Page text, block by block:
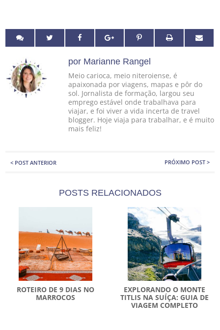
por Marianne Rangel
Meio carioca, meio niteroiense, é
apaixonada por viagens, mapas e pôr do
sol. Jornalista de formação, largou seu
emprego estável onde trabalhava para
viajar, e foi viver a vida incerta de travel
blogger. Hoje viaja para trabalhar, e é muito
mais feliz!
< POST ANTERIOR PRÓXIMO POST >
POSTS RELACIONADOS
ROTEIRO DE 9 DIAS NO
MARROCOS
EXPLORANDO O MONTE
TITLIS NA SUÍÇA: GUIA DE
VIAGEM COMPLETO